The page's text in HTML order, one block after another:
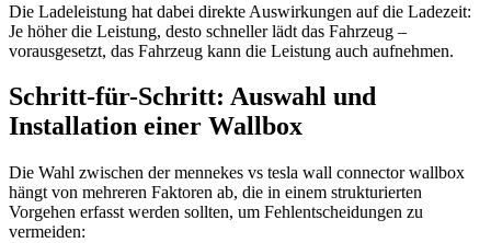
Die Ladeleistung hat dabei direkte Auswirkungen auf die Ladezeit:
Je höher die Leistung, desto schneller lädt das Fahrzeug –
vorausgesetzt, das Fahrzeug kann die Leistung auch aufnehmen.
Schritt-für-Schritt: Auswahl und
Installation einer Wallbox
Die Wahl zwischen der mennekes vs tesla wall connector wallbox
hängt von mehreren Faktoren ab, die in einem strukturierten
Vorgehen erfasst werden sollten, um Fehlentscheidungen zu
vermeiden: